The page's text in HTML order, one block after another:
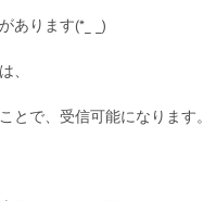
あります(*_ _)
、
とで、受信可能になります。